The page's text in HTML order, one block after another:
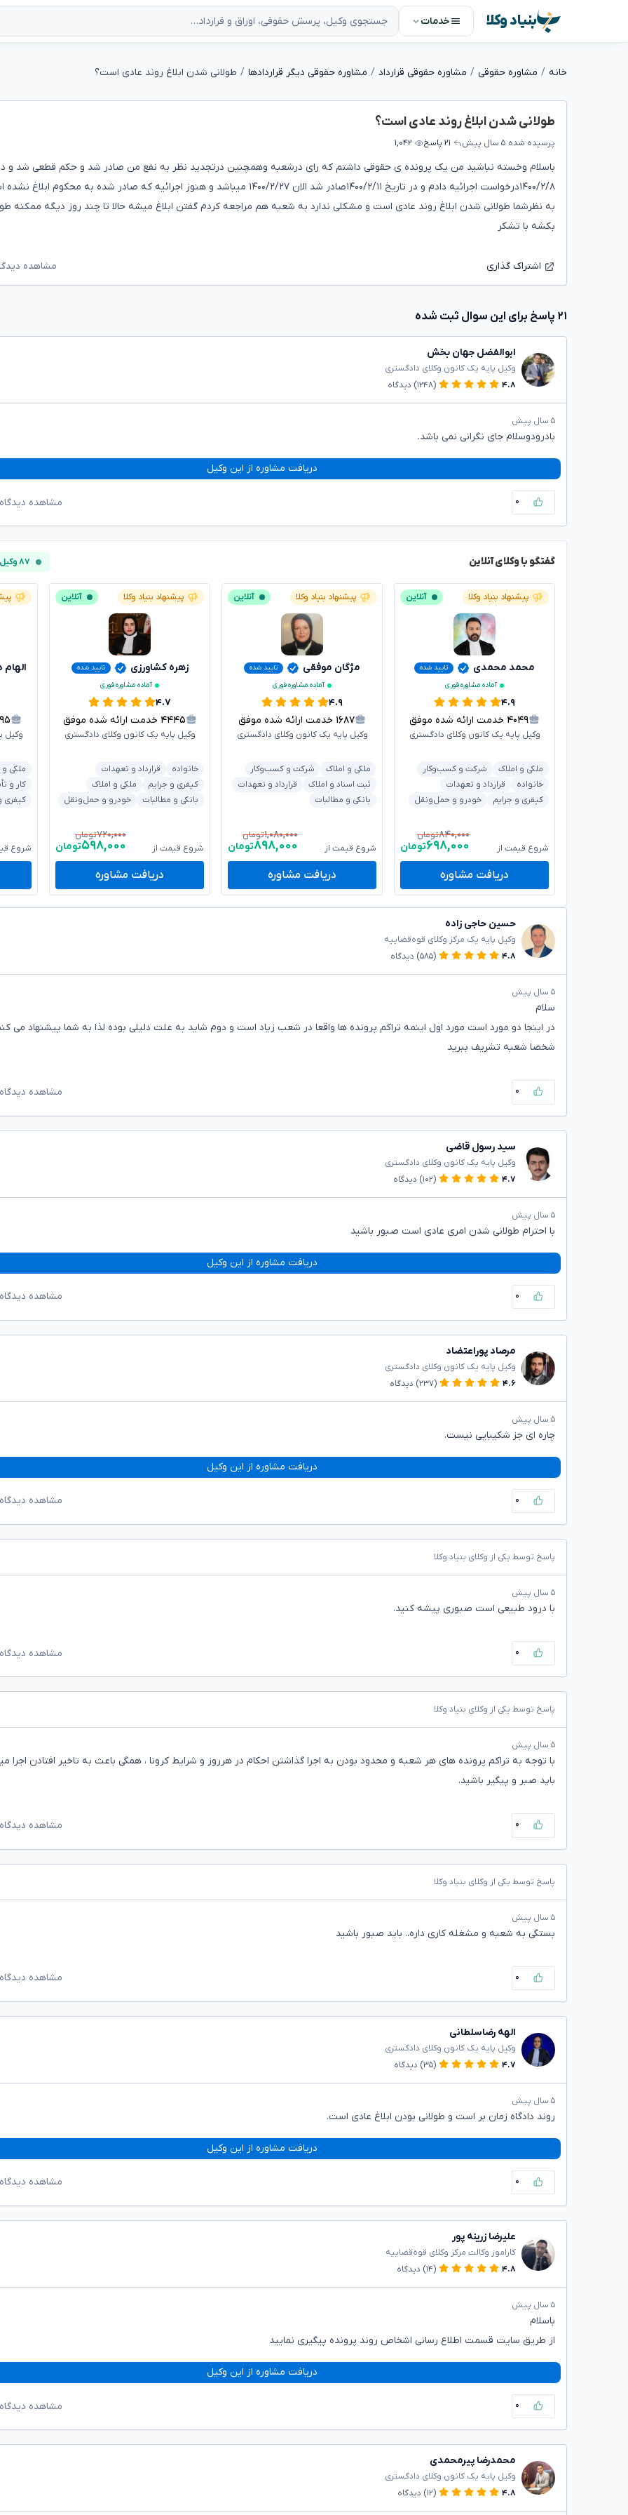
بنیاد وکلا خدمات
خانه مشاوره حقوقی مشاوره حقوقی قرارداد مشاوره حقوقی دیگر قراردادها طولانی شدن ابلاغ روند عادی است؟
طولانی شدن ابلاغ روند عادی است؟
پرسیده شده ۵ سال پیش ۲۱ پاسخ ۱,۰۴۲
باسلام وخسته نباشید من یک پرونده ی حقوقی داشتم که رای درشعبه وهمچنین درتجدید نظر به نفع من صادر شد و حکم قطعی شد و
۱۴۰۰/۲/۸درخواست اجرائیه دادم و در تاریخ ۱۴۰۰/۲/۱۱صادر شد الان ۱۴۰۰/۲/۲۷ میباشد و هنوز اجرائیه که صادر شده به محکوم
به نظرشما طولانی شدن ابلاغ روند عادی است و مشکلی ندارد به شعبه هم مراجعه کردم گفتن ابلاغ میشه حالا تا چند روز دیگه ممکنه
بکشه با تشکر
اشتراک گذاری مشاهده
۲۱ پاسخ برای این سوال ثبت شده
ابوالفضل جهان بخش
وکیل پایه یک کانون وکلای دادگستری
۴.۸
(۱۲۴۸) دیدگاه
۵ سال پیش
بادرودوسلام جای نگرانی نمی باشد.
دریافت مشاوره از این وکیل
۰ مشاهده
گفتگو با وکلای آنلاین ۸۷ وکیل آنلاین
پیشنهاد بنیاد وکلا آنلاین
محمد محمدی
تایید شده
آماده مشاوره فوری
۴.۹
۴۰۴۹ خدمت ارائه شده موفق
وکیل پایه یک کانون وکلای دادگستری
ملکی و املاک
شرکت و کسب‌وکار
خانواده
قرارداد و تعهدات
کیفری و جرایم
خودرو و حمل‌ونقل
شروع قیمت از
۸۴۰,۰۰۰تومان
۶۹۸,۰۰۰تومان
دریافت مشاوره
پیشنهاد بنیاد وکلا آنلاین
مژگان موفقی
تایید شده
آماده مشاوره فوری
۴.۹
۱۶۸۷ خدمت ارائه شده موفق
وکیل پایه یک کانون وکلای دادگستری
ملکی و املاک
شرکت و کسب‌وکار
ثبت اسناد و املاک
قرارداد و تعهدات
بانکی و مطالبات
شروع قیمت از
۱,۰۸۰,۰۰۰تومان
۸۹۸,۰۰۰تومان
دریافت مشاوره
پیشنهاد بنیاد وکلا آنلاین
زهره کشاورزی
تایید شده
آماده مشاوره فوری
۴.۷
۴۴۴۵ خدمت ارائه شده موفق
وکیل پایه یک کانون وکلای دادگستری
خانواده
قرارداد و تعهدات
کیفری و جرایم
ملکی و املاک
بانکی و مطالبات
خودرو و حمل‌ونقل
شروع قیمت از
۷۲۰,۰۰۰تومان
۵۹۸,۰۰۰تومان
دریافت مشاوره
الهام
وکیل
ملکی و
کار و
کیفری
شروع
حسین حاجی زاده
وکیل پایه یک مرکز وکلای قوه‌قضاییه
۴.۸
(۵۸۵) دیدگاه
۵ سال پیش
سلام
در اینجا دو مورد است مورد اول اینمه تراکم پرونده ها واقعا در شعب زیاد است و دوم شاید به علت دلیلی بوده لذا به شما پیشنهاد می
شخصا شعبه تشریف ببرید
۰ مشاهده
سید رسول قاضی
وکیل پایه یک کانون وکلای دادگستری
۴.۷
(۱۰۲) دیدگاه
۵ سال پیش
با احترام طولانی شدن امری عادی است صبور باشید
دریافت مشاوره از این وکیل
۰ مشاهده
مرصاد پوراعتضاد
وکیل پایه یک کانون وکلای دادگستری
۴.۶
(۲۳۷) دیدگاه
۵ سال پیش
چاره ای جز شکیبایی نیست.
دریافت مشاوره از این وکیل
۰ مشاهده
پاسخ توسط یکی از وکلای بنیاد وکلا
۵ سال پیش
با درود طبیعی است صبوری پیشه کنید.
۰ مشاهده
پاسخ توسط یکی از وکلای بنیاد وکلا
۵ سال پیش
با توجه به تراکم پرونده های هر شعبه و محدود بودن به اجرا گذاشتن احکام در هرروز و شرایط کرونا ، همگی باعث به تاخیر افتادن اجرا
باید صبر و پیگیر باشید.
۰ مشاهده
پاسخ توسط یکی از وکلای بنیاد وکلا
۵ سال پیش
بستگی به شعبه و مشغله کاری داره.. باید صبور باشید
۰ مشاهده
الهه رضاسلطانی
وکیل پایه یک کانون وکلای دادگستری
۴.۷
(۳۵) دیدگاه
۵ سال پیش
روند دادگاه زمان بر است و طولانی بودن ابلاغ عادی است.
دریافت مشاوره از این وکیل
۰ مشاهده
علیرضا زرینه پور
کاراموز وکالت مرکز وکلای قوه‌قضاییه
۴.۸
(۱۴) دیدگاه
۵ سال پیش
باسلام
از طریق سایت قسمت اطلاع رسانی اشخاص روند پرونده پیگیری نمایید
دریافت مشاوره از این وکیل
۰ مشاهده
محمدرضا پیرمحمدی
وکیل پایه یک کانون وکلای دادگستری
۴.۸
(۱۲) دیدگاه